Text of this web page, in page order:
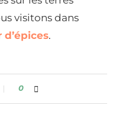
visitons dans
.
0